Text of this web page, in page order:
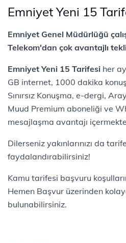
Emniyet Yeni 15
Emniyet Genel Müdürlüğü
Telekom'dan çok avantajlı
Emniyet Yeni 15 Tarifesi her
GB internet, 1000 dakika
Sınırsız Konuşma, e-dergi,
Muud Premium aboneliği ve
mesajlaşma avantajı
Dilerseniz yakınlarınızı da
faydalandırabilirsiniz!
Kamu tarifesi başvuru
Hemen Başvur üzerinden
bulunabilirsiniz.